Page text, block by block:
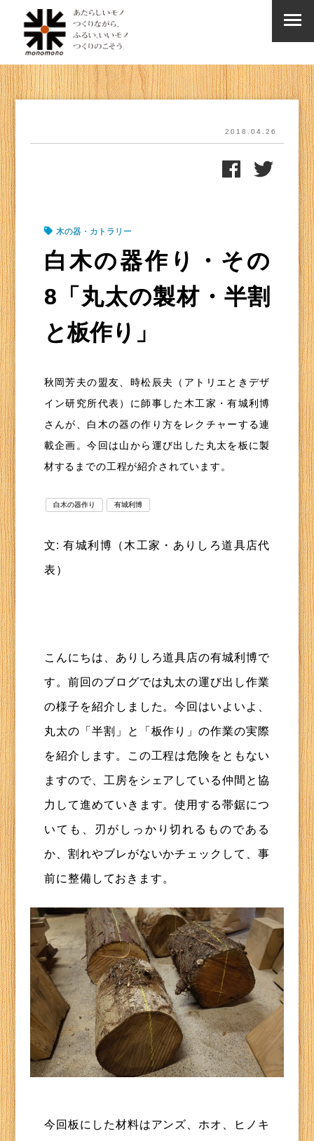
2018.04.26
木の器・カトラリー
白木の器作り・その
8「丸太の製材・半割
と板作り」
秋岡芳夫の盟友、時松辰夫（アトリエときデザ
イン研究所代表）に師事した木工家・有城利博
さんが、白木の器の作り方をレクチャーする連
載企画。今回は山から運び出した丸太を板に製
材するまでの工程が紹介されています。
白木の器作り 有城利博
文: 有城利博（木工家・ありしろ道具店代
表）
こんにちは、ありしろ道具店の有城利博で
す。前回のブログでは丸太の運び出し作業
の様子を紹介しました。今回はいよいよ、
丸太の「半割」と「板作り」の作業の実際
を紹介します。この工程は危険をともない
ますので、工房をシェアしている仲間と協
力して進めていきます。使用する帯鋸につ
いても、刃がしっかり切れるものである
か、割れやブレがないかチェックして、事
前に整備しておきます。
今回板にした材料はアンズ、ホオ、ヒノキ